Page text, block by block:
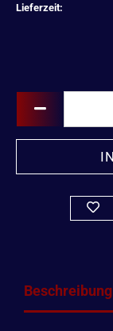
Lieferzeit:
Beschreibung